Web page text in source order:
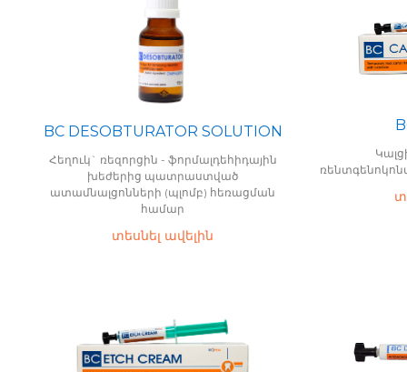
BC DESOBTURATOR SOLUTION
Հեղուկ` ռեզորցին - ֆորմալդեհիդային
խեժերից պատրաստված
ատամնալցոնների (պլոմբ) հեռացման
համար
տեսնել ավելին